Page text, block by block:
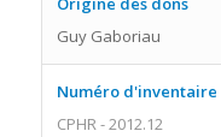
Guy Gaboriau
Numéro d'inventaire
CPHR - 2012.12